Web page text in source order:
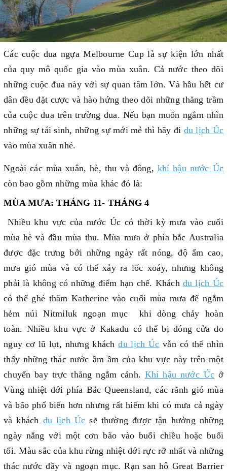
Các cuộc đua ngựa Melbourne Cup là sự kiện lớn nhất
của quy mô quốc gia vào mùa xuân. Cả nước theo dõi
những cuộc đua này với sự quan tâm lớn. Và hầu hết cư
dân đều đặt cược và hào hứng theo dõi những thăng trầm
của cuộc đua trên trường đua. Nếu bạn muốn ngắm nhìn
những sự tái sinh, những sự mới mẻ thì hãy đi du lịch Úc
vào mùa xuân nhé.
Ngoài các mùa xuân, hè, thu và đông, khí hậu nước Úc
còn bao gồm những mùa khác đó là:
MÙA MƯA: THÁNG 11- THÁNG 4
Nhiều khu vực của nước Úc có thời kỳ mưa vào cuối
mùa hè và đầu mùa thu. Mùa mưa ở phía bắc Australia
được đặc trưng bởi những ngày rất nóng, độ ẩm cao,
mưa gió mùa và có thể xảy ra lốc xoáy, nhưng không
phải là không có những điểm hạn chế. Khách du lịch Úc
có thể ghé thăm Katherine vào cuối mùa mưa để ngắm
hẻm núi Nitmiluk ngoạn mục khi dòng chảy hoàn
toàn. Nhiều khu vực ở Kakadu có thể bị đóng cửa do
nguy cơ lũ lụt, nhưng kháchdu lịch Úc vẫn có thể nhìn
thấy những thác nước ầm ầm của khu vực này trên một
chuyến bay trực thăng ngắm cảnh. Khí hậu nước Úc ở
Vùng nhiệt đới phía Bắc Queensland, các rãnh gió mùa
và bão phổ biến hơn nhưng rất hiếm khi có mưa cả ngày
và khách du lịch Úc sẽ thường được tận hưởng những
ngày nắng với một cơn bão vào buổi chiều hoặc buổi
tối. Màu sắc của khu rừng nhiệt đới rực rỡ nhất và những
thác nước đầy và ngoạn mục. Rạn san hô Great Barrier